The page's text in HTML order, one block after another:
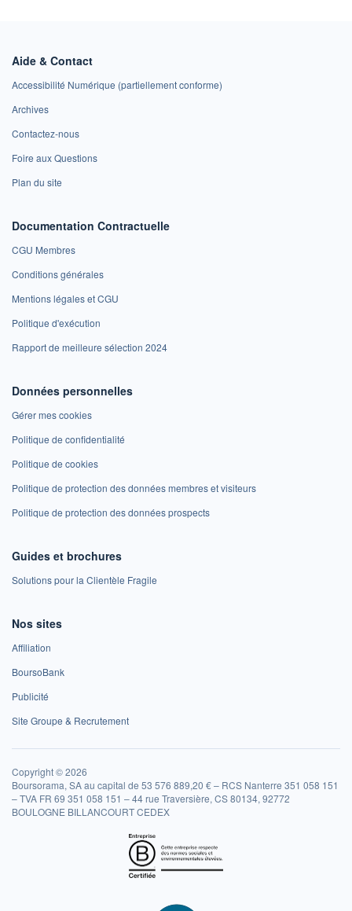
Aide & Contact
Accessibilité Numérique (partiellement conforme)
Archives
Contactez-nous
Foire aux Questions
Plan du site
Documentation Contractuelle
CGU Membres
Conditions générales
Mentions légales et CGU
Politique d'exécution
Rapport de meilleure sélection 2024
Données personnelles
Gérer mes cookies
Politique de confidentialité
Politique de cookies
Politique de protection des données membres et visiteurs
Politique de protection des données prospects
Guides et brochures
Solutions pour la Clientèle Fragile
Nos sites
Affiliation
BoursoBank
Publicité
Site Groupe & Recrutement
Copyright © 2026
Boursorama, SA au capital de 53 576 889,20 € – RCS Nanterre 351 058 151
– TVA FR 69 351 058 151 – 44 rue Traversière, CS 80134, 92772
BOULOGNE BILLANCOURT CEDEX